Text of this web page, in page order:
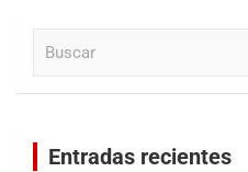
Entradas recientes